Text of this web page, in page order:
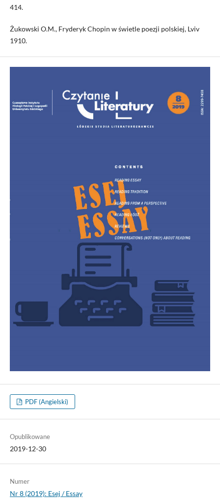
414.
Żukowski O.M., Fryderyk Chopin w świetle poezji polskiej, Lviv
1910.
PDF (Angielski)
Opublikowane
2019-12-30
Numer
Nr 8 (2019): Esej / Essay